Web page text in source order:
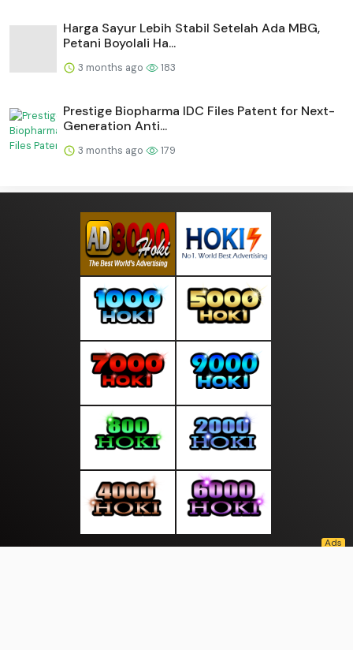
Harga Sayur Lebih Stabil Setelah Ada MBG,
Petani Boyolali Ha...
3 months ago 183
Prestige Biopharma IDC Files Patent for Next-
Generation Anti...
3 months ago 179